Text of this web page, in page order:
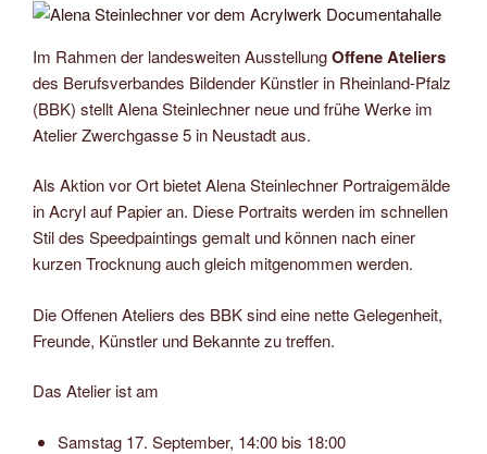
Im Rahmen der landesweiten AusstellungOffene Ateliers
des Berufsverbandes Bildender Künstler in Rheinland-Pfalz
(BBK) stellt Alena Steinlechner neue und frühe Werke im
Atelier Zwerchgasse 5 in Neustadt aus.
Als Aktion vor Ort bietet Alena Steinlechner Portraigemälde
in Acryl auf Papier an. Diese Portraits werden im schnellen
Stil des Speedpaintings gemalt und können nach einer
kurzen Trocknung auch gleich mitgenommen werden.
Die Offenen Ateliers des BBK sind eine nette Gelegenheit,
Freunde, Künstler und Bekannte zu treffen.
Das Atelier ist am
Samstag 17. September, 14:00 bis 18:00